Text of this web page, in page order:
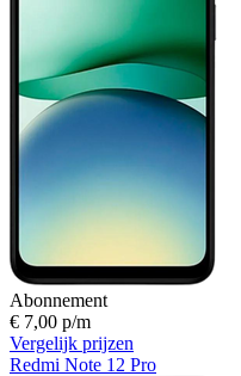
Abonnement
€ 7,00 p/m
Vergelijk prijzen
Redmi Note 12 Pro